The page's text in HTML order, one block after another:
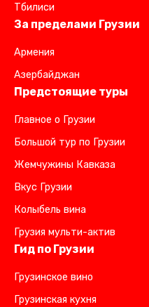
Тбилиси
За пределами Грузии
Армения
Азербайджан
Предстоящие туры
Главное о Грузии
Большой тур по Грузии
Жемчужины Кавказа
Вкус Грузии
Колыбель вина
Грузия мульти-актив
Гид по Грузии
Грузинское вино
Грузинская кухня